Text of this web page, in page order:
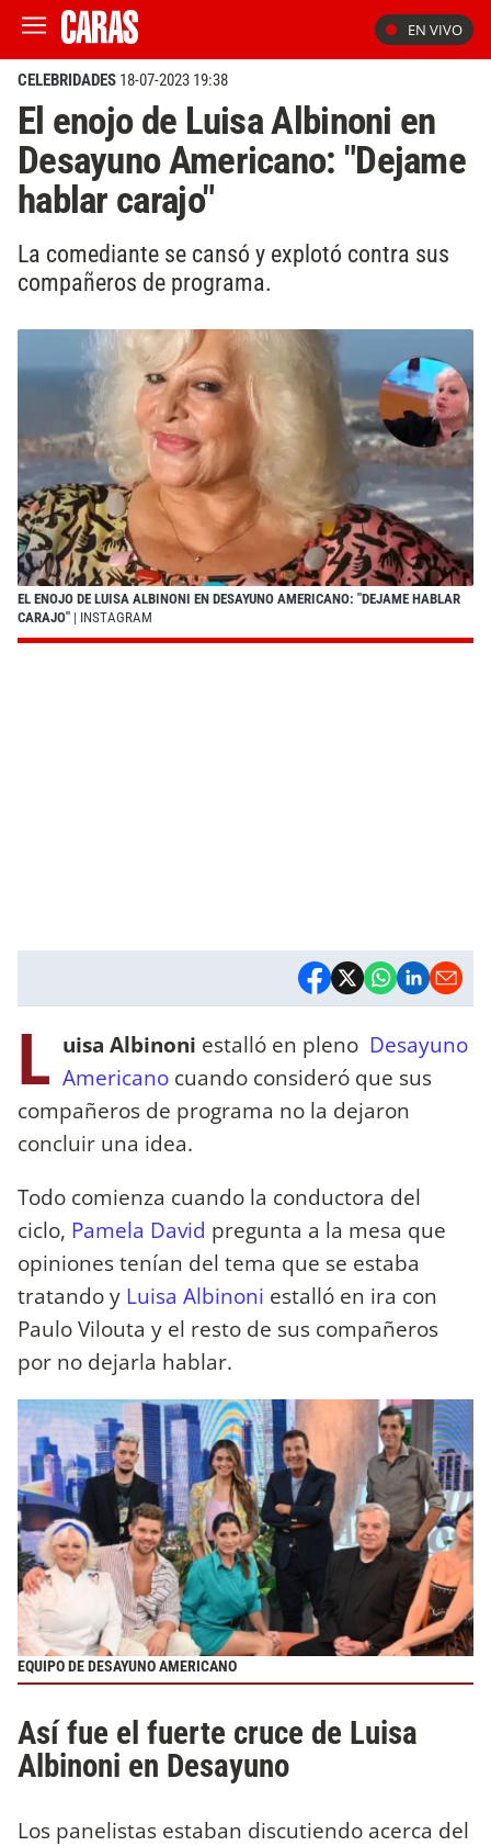
EN VIVO
CELEBRIDADES 18-07-2023 19:38
El enojo de Luisa Albinoni en
Desayuno Americano: "Dejame
hablar carajo"
La comediante se cansó y explotó contra sus
compañeros de programa.
EL ENOJO DE LUISA ALBINONI EN DESAYUNO AMERICANO: "DEJAME HABLAR
CARAJO" | INSTAGRAM
L uisa Albinoni estalló en pleno Desayuno
Americano cuando consideró que sus
compañeros de programa no la dejaron
concluir una idea.
Todo comienza cuando la conductora del
ciclo, Pamela David pregunta a la mesa que
opiniones tenían del tema que se estaba
tratando y Luisa Albinoni estalló en ira con
Paulo Vilouta y el resto de sus compañeros
por no dejarla hablar.
EQUIPO DE DESAYUNO AMERICANO
Así fue el fuerte cruce de Luisa
Albinoni en Desayuno
Los panelistas estaban discutiendo acerca del